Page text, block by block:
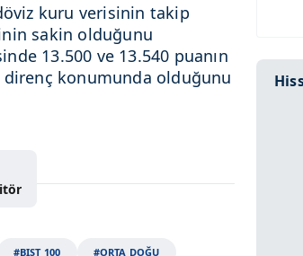
kuru verisinin takip
sakin olduğunu
13.500 ve 13.540 puanın
direnç konumunda olduğunu
#BIST 100 #ORTA DOĞU